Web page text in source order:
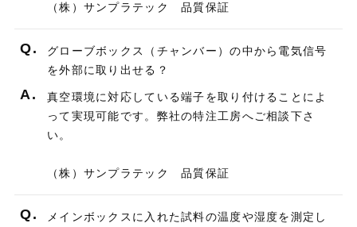
（株）サンプラテック 品質保証
Q.
グローブボックス（チャンバー）の中から電気信号
を外部に取り出せる？
A.
真空環境に対応している端子を取り付けることによ
って実現可能です。弊社の特注工房へご相談下さ
い。
（株）サンプラテック 品質保証
Q.
メインボックスに入れた試料の温度や湿度を測定し